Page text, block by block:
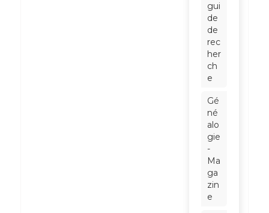
gui
de
de
rec
her
ch
e
Gé
né
alo
gie
-
Ma
ga
zin
e